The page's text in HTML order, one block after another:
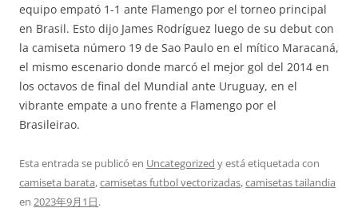
equipo empató 1-1 ante Flamengo por el torneo principal
en Brasil. Esto dijo James Rodríguez luego de su debut con
la camiseta número 19 de Sao Paulo en el mítico Maracaná,
el mismo escenario donde marcó el mejor gol del 2014 en
los octavos de final del Mundial ante Uruguay, en el
vibrante empate a uno frente a Flamengo por el
Brasileirao.
Esta entrada se publicó en Uncategorized y está etiquetada con
camiseta barata,camisetas futbol vectorizadas,camisetas tailandia
en 2023年9月1日.